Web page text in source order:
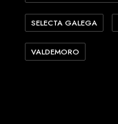
SELECTA GALEGA
VALDEMORO